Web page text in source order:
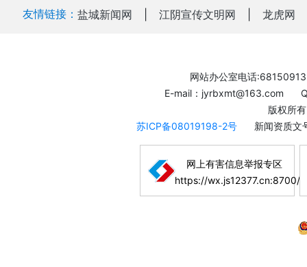
友情链接： 盐城新闻网 江阴宣传文明网 龙虎网
网站办公室电话:68150913
E-mail：jyrbxmt@163.com
版权所
苏ICP备08019198-2号
新闻资质
网上有害信息举报专区
https://wx.js12377.cn:8700/